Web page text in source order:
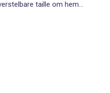
taille om hem